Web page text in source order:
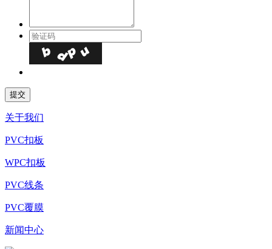
关于我们
PVC扣板
WPC扣板
PVC线条
PVC覆膜
新闻中心